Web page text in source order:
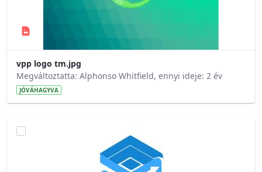
vpp logo tm.jpg
Megváltoztatta: Alphonso Whitfield, ennyi ideje: 2 év
JÓVÁHAGYVA